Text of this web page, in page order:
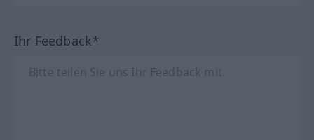
Ihr Feedback*